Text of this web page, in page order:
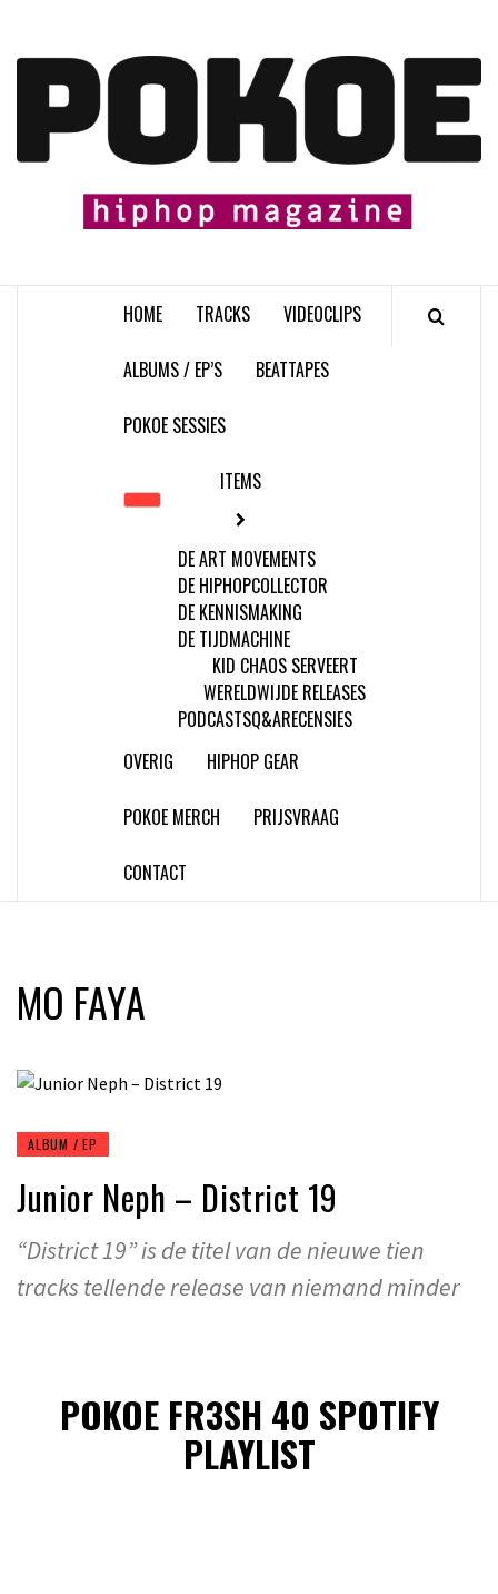
content
HOME TRACKS VIDEOCLIPS
ALBUMS / EP’S BEATTAPES
POKOE SESSIES
ITEMS
DE ART MOVEMENTS
DE HIPHOPCOLLECTOR
DE KENNISMAKING
DE TIJDMACHINE
KID CHAOS SERVEERT
WERELDWIJDE RELEASES
PODCASTSQ&ARECENSIES
OVERIG
HIPHOP GEAR
POKOE MERCH PRIJSVRAAG
CONTACT
MO FAYA
ALBUM / EP
Junior Neph – District 19
“District 19” is de titel van de nieuwe tien
tracks tellende release van niemand minder
POKOE FR3SH 40 SPOTIFY
PLAYLIST